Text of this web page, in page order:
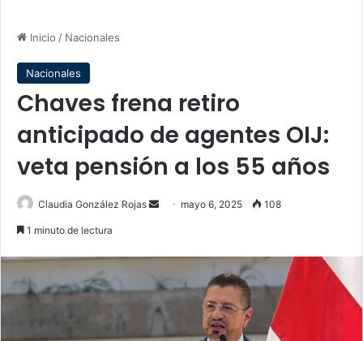
Inicio / Nacionales
Nacionales
Chaves frena retiro
anticipado de agentes OIJ:
veta pensión a los 55 años
Claudia González Rojas
Send mayo 6, 2025 108
1 minuto de lectura